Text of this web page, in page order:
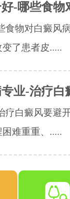
-哪些食物
食物对白癜风
了患者皮.....
业-治疗白
疗白癜风要避
难重重、.....